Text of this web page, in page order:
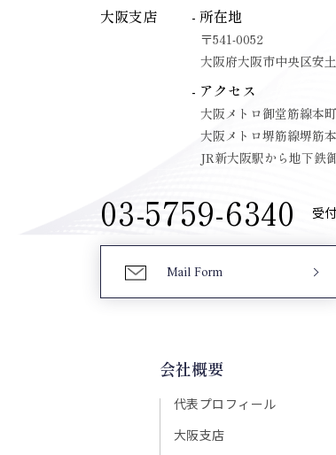
大阪支店 - 所在地
〒541-0052
大阪府大阪市中央区安
- アクセス
大阪メトロ御堂筋線本
大阪メトロ堺筋線堺筋
JR新大阪駅から地下鉄
03-5759-6340 受
Mail Form
会社概要
代表プロフィール
大阪支店